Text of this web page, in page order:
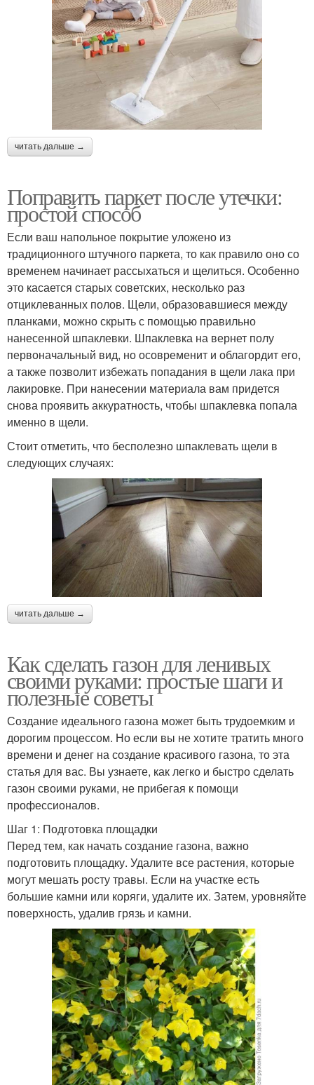
читать дальше →
Поправить паркет после утечки:
простой способ
Если ваш напольное покрытие уложено из
традиционного штучного паркета, то как правило оно со
временем начинает рассыхаться и щелиться. Особенно
это касается старых советских, несколько раз
отциклеванных полов. Щели, образовавшиеся между
планками, можно скрыть с помощью правильно
нанесенной шпаклевки. Шпаклевка на вернет полу
первоначальный вид, но осовременит и облагордит его,
а также позволит избежать попадания в щели лака при
лакировке. При нанесении материала вам придется
снова проявить аккуратность, чтобы шпаклевка попала
именно в щели.
Стоит отметить, что бесполезно шпаклевать щели в
следующих случаях:
читать дальше →
Как сделать газон для ленивых
своими руками: простые шаги и
полезные советы
Создание идеального газона может быть трудоемким и
дорогим процессом. Но если вы не хотите тратить много
времени и денег на создание красивого газона, то эта
статья для вас. Вы узнаете, как легко и быстро сделать
газон своими руками, не прибегая к помощи
профессионалов.
Шаг 1: Подготовка площадки
Перед тем, как начать создание газона, важно
подготовить площадку. Удалите все растения, которые
могут мешать росту травы. Если на участке есть
большие камни или коряги, удалите их. Затем, уровняйте
поверхность, удалив грязь и камни.